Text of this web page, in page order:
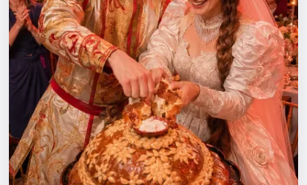
События
Города
Площадки
Артисты
Рейтинги